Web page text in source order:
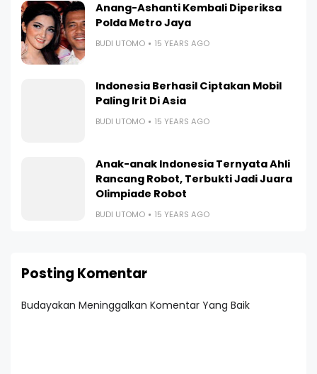
Anang-Ashanti Kembali Diperiksa
Polda Metro Jaya
BUDI UTOMO 15 YEARS AGO
Indonesia Berhasil Ciptakan Mobil
Paling Irit Di Asia
BUDI UTOMO 15 YEARS AGO
Anak-anak Indonesia Ternyata Ahli
Rancang Robot, Terbukti Jadi Juara
Olimpiade Robot
BUDI UTOMO 15 YEARS AGO
Posting Komentar
Budayakan Meninggalkan Komentar Yang Baik